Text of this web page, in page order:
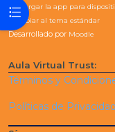
Abrir índice del curso
Descargar la app para
Cambiar al tema estándar
Desarrollado por Moodle
Aula Virtual Trust:
Términos y
Políticas de Privacidad